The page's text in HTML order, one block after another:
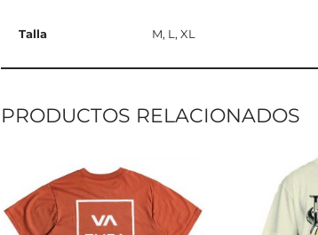
Talla M, L, XL
PRODUCTOS RELACIONADOS